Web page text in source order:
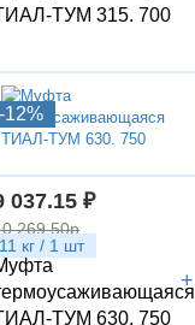
ТУМ 315. 700
-12%
11 кг / 1 шт
037.15 ₽
+
269.50р
ТУМ 630. 750